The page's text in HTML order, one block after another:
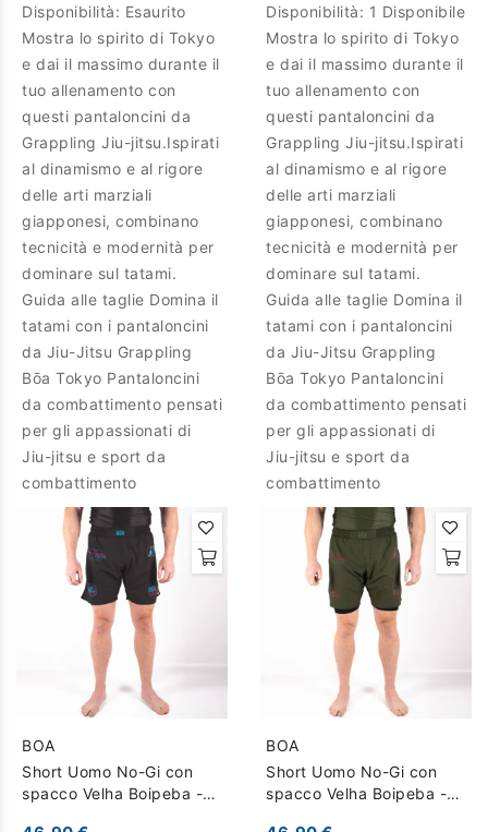
Disponibilità: Esaurito
Mostra lo spirito di Tokyo
e dai il massimo durante il
tuo allenamento con
questi pantaloncini da
Grappling Jiu-jitsu.Ispirati
al dinamismo e al rigore
delle arti marziali
giapponesi, combinano
tecnicità e modernità per
dominare sul tatami.
Guida alle taglie Domina il
tatami con i pantaloncini
da Jiu-Jitsu Grappling
Bōa Tokyo Pantaloncini
da combattimento pensati
per gli appassionati di
Jiu-jitsu e sport da
combattimento
Disponibilità: 1 Disponibile
Mostra lo spirito di Tokyo
e dai il massimo durante il
tuo allenamento con
questi pantaloncini da
Grappling Jiu-jitsu.Ispirati
al dinamismo e al rigore
delle arti marziali
giapponesi, combinano
tecnicità e modernità per
dominare sul tatami.
Guida alle taglie Domina il
tatami con i pantaloncini
da Jiu-Jitsu Grappling
Bōa Tokyo Pantaloncini
da combattimento pensati
per gli appassionati di
Jiu-jitsu e sport da
combattimento
BOA
Short Uomo No-Gi con
spacco Velha Boipeba -
BOA
Short Uomo No-Gi con
spacco Velha Boipeba -